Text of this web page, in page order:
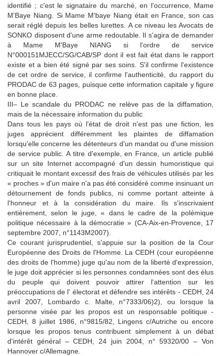
identifié ; c'est le signataire du marché, en l'occurrence, Mame
M'Baye Niang. Si Mame M'baye Niang était en France, son cas
serait réglé depuis les belles lurettes. A ce niveau les Avocats de
SONKO disposent d'une arme redoutable. Il s'agira de demander
à Mame M'Baye NIANG si l'ordre de service
N°000151MJECC/SG/CAB/SP dont il est fait état dans le rapport
existe et a bien été signé par ses soins. S'il confirme l'existence
de cet ordre de service, il confirme l'authenticité, du rapport du
PRODAC de 63 pages, puisque cette information capitale y figure
en bonne place.
III– Le scandale du PRODAC ne relève pas de la diffamation,
mais de la nécessaire information du public
Dans tous les pays où l'état de droit n'est pas une fiction, les
juges apprécient différemment les plaintes de diffamation
lorsqu'elle concerne les détenteurs d'un mandat ou d'une mission
de service public. A titre d'exemple, en France, un article publié
sur un site Internet accompagné d'un dessin humoristique qui
critiquait le montant excessif des frais de véhicules utilisés par les
« proches » d'un maire n'a pas été considéré comme insinuant un
détournement de fonds publics, ni comme portant atteinte à
l'honneur et à la considération du maire. Ils s'inscrivaient
entièrement, selon le juge, « dans le cadre de la polémique
politique nécessaire à la démocratie » (CA-Aix-en-Provence, 17
septembre 2007, n°1143M2007).
Ce courant jurisprudentiel, s'appuie sur la position de la Cour
Européenne des Droits de l'Homme. La CEDH (cour européenne
des droits de l'homme) juge qu'au nom de la liberté d'expression,
le juge doit apprécier si les personnes condamnées sont des élus
du peuple qui doivent pouvoir attirer l'attention sur les
préoccupations de l' électorat et défendre ses intérêts - CEDH, 24
avril 2007, Lombardo c. Malte, n°7333/06)2), ou lorsque la
personne visée par les propos est un responsable politique -
CEDH, 8 juillet 1986, n°9815/82, Lingens c/Autriche ou encore
lorsque les propos tenus contribuent simplement à un débat
d'intérêt général – CEDH, 24 juin 2004, n° 59320/00 – Von
Hannover c/Allemagne.